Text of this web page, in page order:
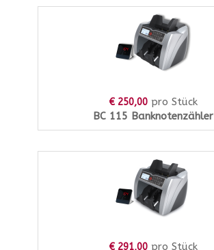
€ 250,00 pro Stück
BC 115 Banknotenzähler
€ 291,00 pro Stück